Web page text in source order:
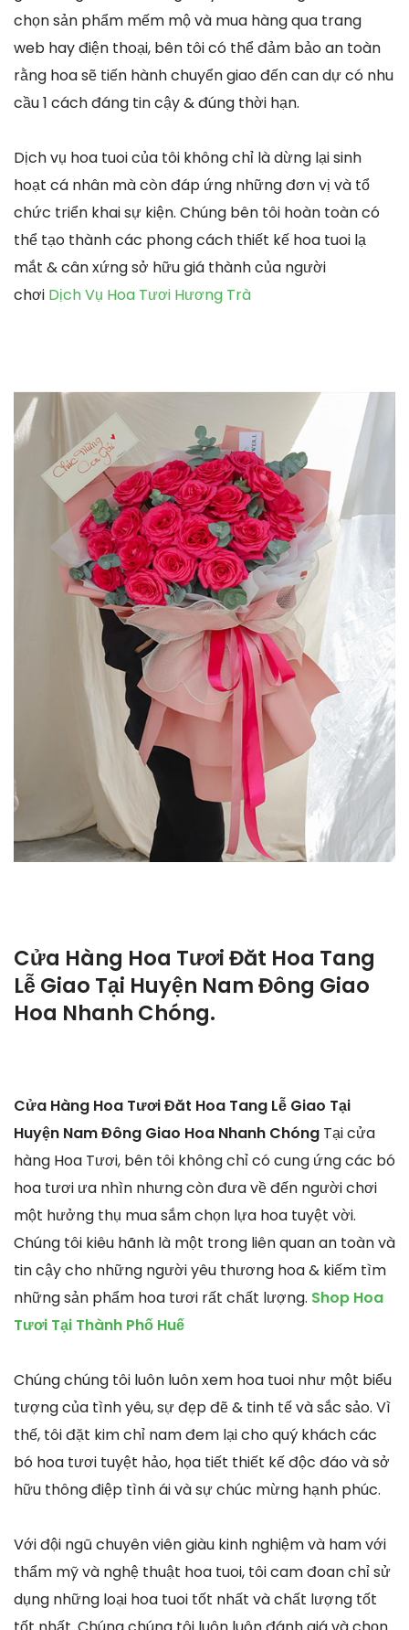
chọn sản phẩm mếm mộ và mua hàng qua trang
web hay điện thoại, bên tôi có thể đảm bảo an toàn
rằng hoa sẽ tiến hành chuyển giao đến can dự có nhu
cầu 1 cách đáng tin cậy & đúng thời hạn.
Dịch vụ hoa tuoi của tôi không chỉ là dừng lại sinh
hoạt cá nhân mà còn đáp ứng những đơn vị và tổ
chức triển khai sự kiện. Chúng bên tôi hoàn toàn có
thể tạo thành các phong cách thiết kế hoa tuoi lạ
mắt & cân xứng sở hữu giá thành của người
chơi Dịch Vụ Hoa Tươi Hương Trà
Cửa Hàng Hoa Tươi Đăt Hoa Tang
Lễ Giao Tại Huyện Nam Đông Giao
Hoa Nhanh Chóng.
Cửa Hàng Hoa Tươi Đăt Hoa Tang Lễ Giao Tại
Huyện Nam Đông Giao Hoa Nhanh Chóng Tại cửa
hàng Hoa Tươi, bên tôi không chỉ có cung ứng các bó
hoa tươi ưa nhìn nhưng còn đưa về đến người chơi
một hưởng thụ mua sắm chọn lựa hoa tuyệt vời.
Chúng tôi kiêu hãnh là một trong liên quan an toàn và
tin cậy cho những người yêu thương hoa & kiếm tìm
những sản phẩm hoa tươi rất chất lượng. Shop Hoa
Tươi Tại Thành Phố Huế
Chúng chúng tôi luôn luôn xem hoa tuoi như một biểu
tượng của tình yêu, sự đẹp đẽ & tinh tế và sắc sảo. Vì
thế, tôi đặt kim chỉ nam đem lại cho quý khách các
bó hoa tươi tuyệt hảo, họa tiết thiết kế độc đáo và sở
hữu thông điệp tình ái và sự chúc mừng hạnh phúc.
Với đội ngũ chuyên viên giàu kinh nghiệm và ham với
thẩm mỹ và nghệ thuật hoa tuoi, tôi cam đoan chỉ sử
dụng những loại hoa tuoi tốt nhất và chất lượng tốt